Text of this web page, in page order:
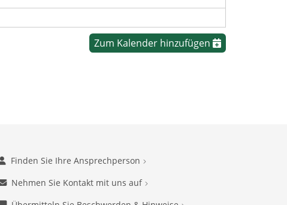
Zum Kalender hinzufügen
Finden Sie Ihre Ansprechperson
Nehmen Sie Kontakt mit uns auf